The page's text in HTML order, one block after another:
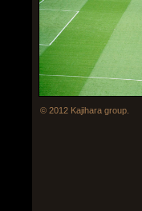
© 2012 Kajihara group.